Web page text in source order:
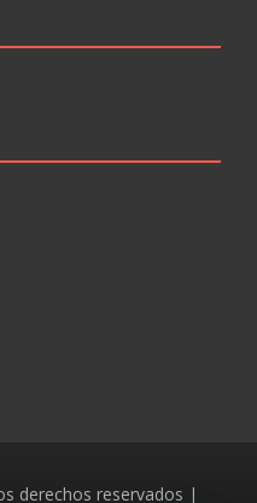
derechos reservados |